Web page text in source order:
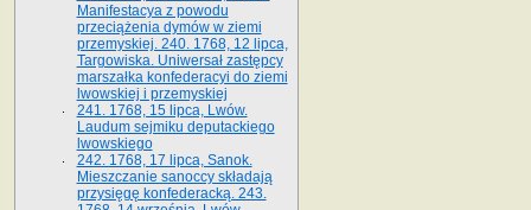
Manifestacya z powodu
przeciążenia dymów w ziemi
przemyskiej. 240. 1768, 12 lipca,
Targowiska. Uniwersał zastępcy
marszałka konfederacyi do ziemi
lwowskiej i przemyskiej
241. 1768, 15 lipca, Lwów.
Laudum sejmiku deputackiego
lwowskiego
242. 1768, 17 lipca, Sanok.
Mieszczanie sanoccy składają
przysięgę konfederacką. 243.